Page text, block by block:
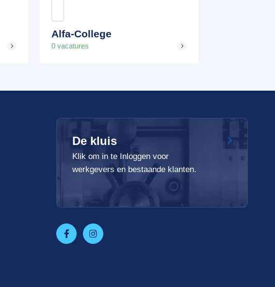
Alfa-College
0 vacatures
De kluis
Klik om in te Inloggen voor
werkgevers en bestaande klanten.